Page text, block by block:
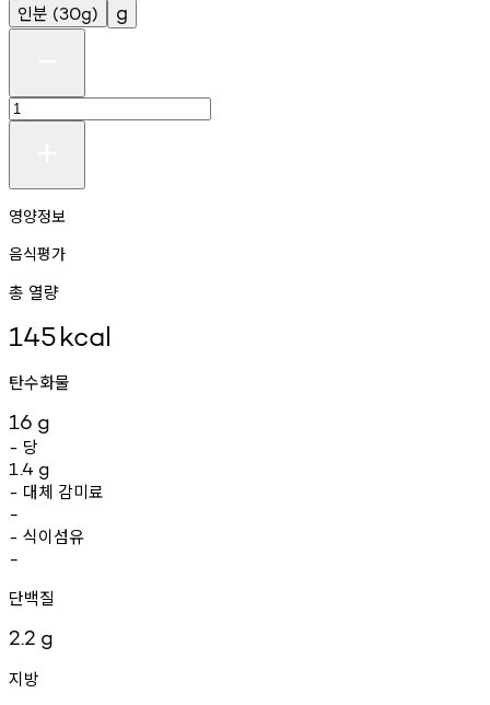
인분 (30g) g
영양정보
음식평가
총 열량
145kcal
탄수화물
16 g
- 당
1.4 g
- 대체 감미료
-
- 식이섬유
-
단백질
2.2 g
지방